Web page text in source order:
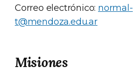
Correo electrónico: normal-
t@mendoza.edu.ar
Misiones